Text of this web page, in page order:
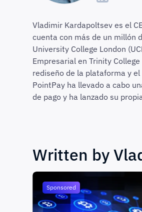
Vladimir Kardapoltsev es el
cuenta con más de un millón
University College London
Empresarial en Trinity
rediseño de la plataforma y
PointPay ha llevado a cabo
de pago y ha lanzado su
Written by
Sponsored